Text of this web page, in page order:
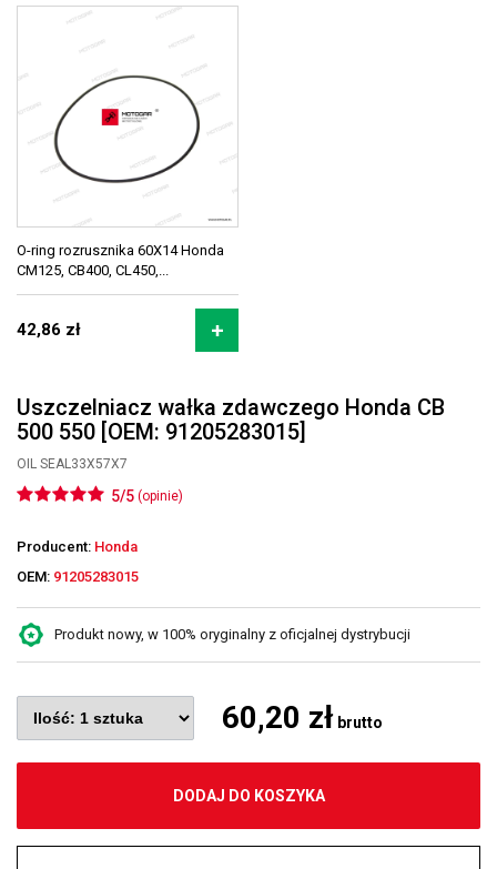
O-ring rozrusznika 60X14 Honda
CM125, CB400, CL450,...
42,86 zł
Uszczelniacz wałka zdawczego Honda CB
500 550 [OEM: 91205283015]
OIL SEAL33X57X7
5/5 (opinie)
Producent: Honda
OEM: 91205283015
Produkt nowy, w 100% oryginalny z oficjalnej dystrybucji
60,20 zł brutto
DODAJ DO KOSZYKA